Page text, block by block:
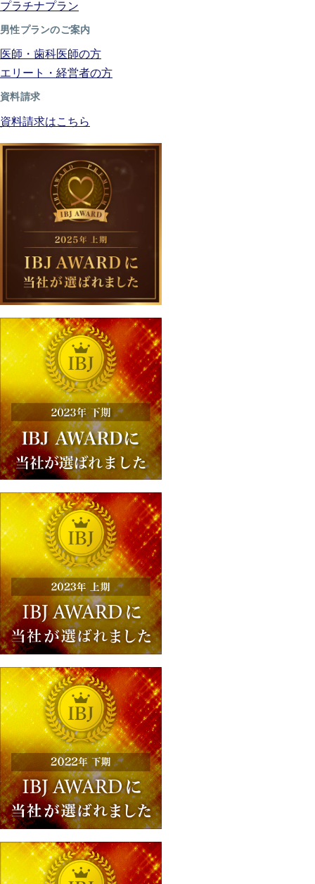
プラチナプラン
男性プランのご案内
医師・歯科医師の方
エリート・経営者の方
資料請求
資料請求はこちら